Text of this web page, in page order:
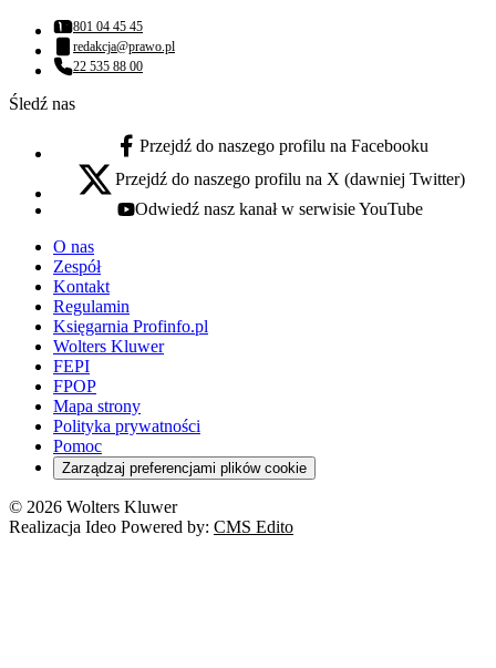
Numer telefonu:
801 04 45 45
Adres email:
redakcja@prawo.pl
Numer telefonu:
22 535 88 00
Śledź nas
facebook - otwiera się w nowej karcie
Przejdź do naszego profilu na Facebooku
x - otwiera się w nowej karcie
Przejdź do naszego profilu na X (dawniej Twitter)
youtube - otwiera się w nowej karcie
Odwiedź nasz kanał w serwisie YouTube
O nas
Zespół
Kontakt
Regulamin
Księgarnia Profinfo.pl
Wolters Kluwer
FEPI
FPOP
Mapa strony
Polityka prywatności
Pomoc
Zarządzaj preferencjami plików cookie
© 2026 Wolters Kluwer
Realizacja Ideo Powered by: CMS Edito